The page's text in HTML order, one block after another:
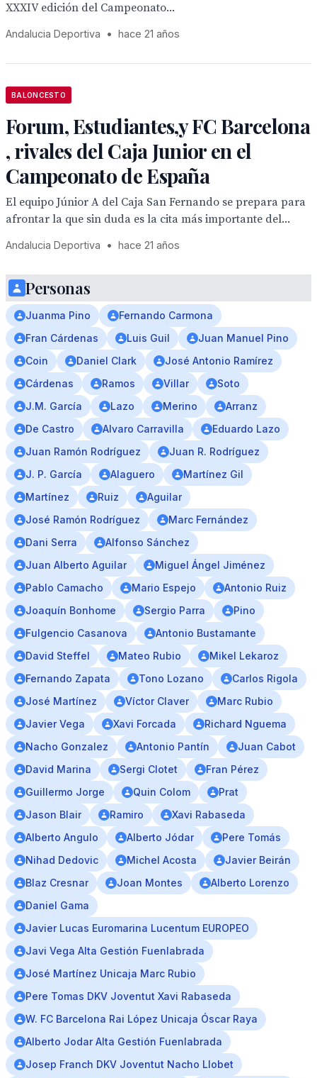
XXXIV edición del Campeonato...
Andalucia Deportiva • hace 21 años
BALONCESTO
Forum, Estudiantes,y FC Barcelona
, rivales del Caja Junior en el
Campeonato de España
El equipo Júnior A del Caja San Fernando se prepara para
afrontar la que sin duda es la cita más importante del...
Andalucia Deportiva • hace 21 años
Personas
Juanma Pino
Fernando Carmona
Fran Cárdenas
Luis Guil
Juan Manuel Pino
Coin
Daniel Clark
José Antonio Ramírez
Cárdenas
Ramos Villar
Soto
J.M. García
Lazo Merino
Arranz
De Castro
Alvaro Carravilla
Eduardo Lazo
Juan Ramón Rodríguez
Juan R. Rodríguez
J. P. García
Alaguero
Martínez Gil
Martínez
Ruiz
Aguilar
José Ramón Rodríguez
Marc Fernández
Dani Serra
Alfonso Sánchez
Juan Alberto Aguilar
Miguel Ángel Jiménez
Pablo Camacho
Mario Espejo
Antonio Ruiz
Joaquín Bonhome
Sergio Parra
Pino
Fulgencio Casanova
Antonio Bustamante
David Steffel
Mateo Rubio
Mikel Lekaroz
Fernando Zapata
Tono Lozano
Carlos Rigola
José Martínez
Víctor Claver
Marc Rubio
Javier Vega
Xavi Forcada
Richard Nguema
Nacho Gonzalez
Antonio Pantín
Juan Cabot
David Marina
Sergi Clotet
Fran Pérez
Guillermo Jorge
Quin Colom
Prat
Jason Blair
Ramiro
Xavi Rabaseda
Alberto Angulo
Alberto Jódar
Pere Tomás
Nihad Dedovic
Michel Acosta
Javier Beirán
Blaz Cresnar
Joan Montes
Alberto Lorenzo
Daniel Gama
Javier Lucas Euromarina Lucentum EUROPEO
Javi Vega Alta Gestión Fuenlabrada
José Martínez Unicaja Marc Rubio
Pere Tomas DKV Joventut Xavi Rabaseda
W. FC Barcelona Rai López Unicaja Óscar Raya
Alberto Jodar Alta Gestión Fuenlabrada
Josep Franch DKV Joventut Nacho Llobet